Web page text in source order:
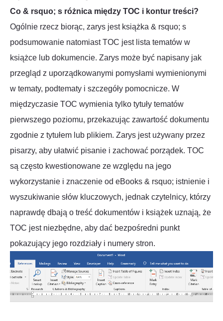
Co & rsquo; s różnica między TOC i kontur treści?
Ogólnie rzecz biorąc, zarys jest książka & rsquo; s
podsumowanie natomiast TOC jest lista tematów w
książce lub dokumencie. Zarys może być napisany jak
przegląd z uporządkowanymi pomysłami wymienionymi
w tematy, podtematy i szczegóły pomocnicze. W
międzyczasie TOC wymienia tylko tytuły tematów
pierwszego poziomu, przekazując zawartość dokumentu
zgodnie z tytułem lub plikiem. Zarys jest używany przez
pisarzy, aby ułatwić pisanie i zachować porządek. TOC
są często kwestionowane ze względu na jego
wykorzystanie i znaczenie od eBooks & rsquo; istnienie i
wyszukiwanie słów kluczowych, jednak czytelnicy, którzy
naprawdę dbają o treść dokumentów i książek uznają, że
TOC jest niezbędne, aby dać bezpośredni punkt
pokazujący jego rozdziały i numery stron.